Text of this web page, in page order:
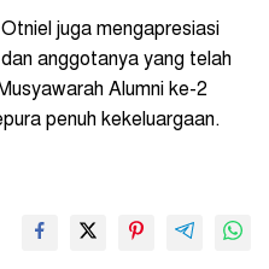
juga mengapresiasi
anggotanya yang telah
Alumni ke-2
penuh kekeluargaan.